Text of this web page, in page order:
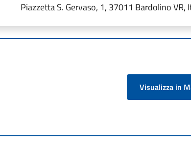
Piazzetta S. Gervaso, 1, 37011 Bardolino VR,
Visualizza in